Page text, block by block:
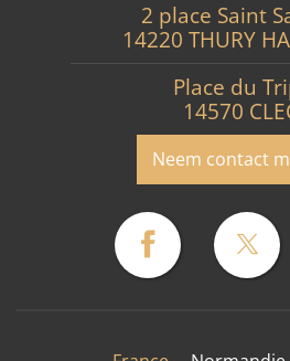
2 place Saint
14220 THURY
Place du
14570
Neem contact